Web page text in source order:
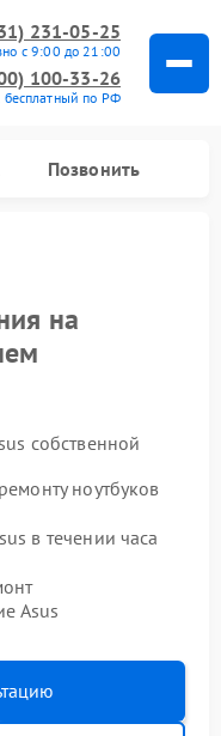
231-05-25
с 9:00 до 21:00
100-33-26
бесплатный по РФ
Позвонить
на
собственной
ноутбуков
в течении часа
Asus